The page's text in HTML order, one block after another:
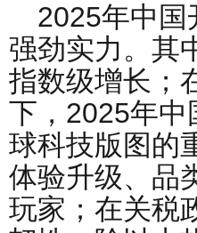
2025年中国
强劲实力。其
指数级增长；
下，2025年中
球科技版图的
体验升级、品
玩家；在关税